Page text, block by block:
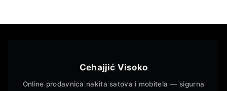
Cehajjić Visoko
Online prodavnica nakita satova i mobitela — sigurna